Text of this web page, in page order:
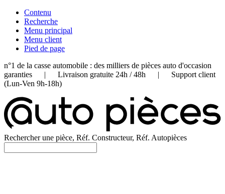
Contenu
Recherche
Menu principal
Menu client
Pied de page
n°1 de la casse automobile : des milliers de pièces auto d'occasion
garanties | Livraison gratuite 24h / 48h | Support client
(Lun-Ven 9h-18h)
Rechercher une pièce, Réf. Constructeur, Réf. Autopièces